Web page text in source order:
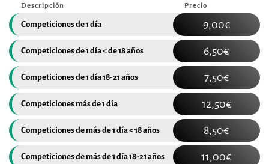
Descripción Precio
Competiciones de 1 día 9,00€
Competiciones de 1 día < de 18 años 6,50€
Competiciones de 1 día 18-21 años 7,50€
Competiciones más de 1 día 12,50€
Competiciones de más de 1 día < 18 años 8,50€
Competiciones de más de 1 día 18-21 años 11,00€